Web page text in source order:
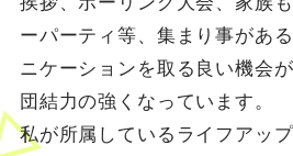
ーパーティ等、集まり事があ
ニケーションを取る良い機会
団結力の強くなっています。
私が所属しているライフアッ